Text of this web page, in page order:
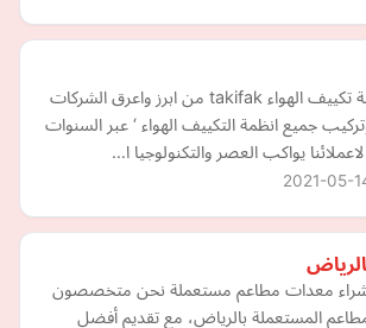
شركة تكييفك لأنظمة تكييف الهواء takifak من ابرز واعرق الشركات
جميع انظمة التكييف الهواء ‘ عبر السنوات
يواكب العصر والتكنولوجيا ا…
2021-05-
شراء معدات مطاعم مستعملة نحن متخصصون
المستعملة بالرياض، مع تقديم أفضل